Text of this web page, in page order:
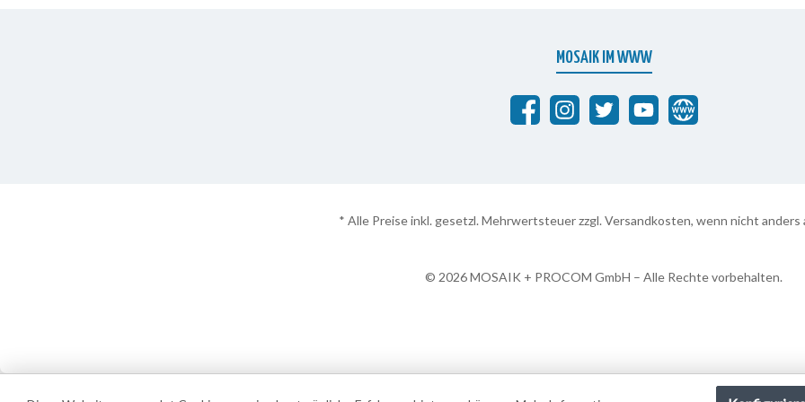
MOSAIK IM WWW
Abrafaxe auf Facebook
MOSAIK auf Instagram
MOSAIK auf Twitter
MOSAIK auf YouTube
abrafaxe.com
* Alle Preise inkl. gesetzl. Mehrwertsteuer zzgl. Versandkosten, wenn nicht anders